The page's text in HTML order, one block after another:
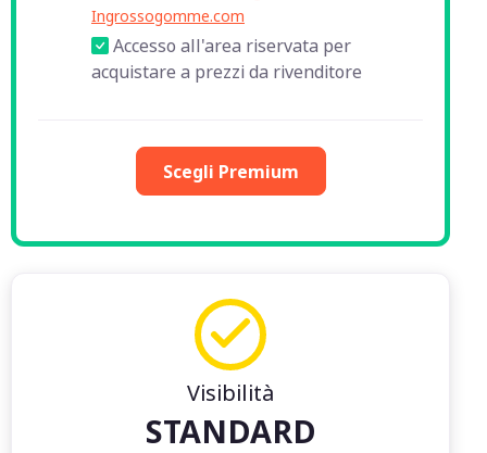
Ingrossogomme.com
Accesso all'area riservata per
acquistare a prezzi da rivenditore
Scegli Premium
Visibilità
STANDARD